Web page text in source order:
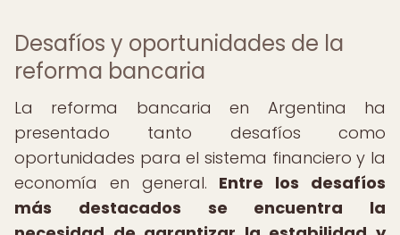
Desafíos y oportunidades de la
reforma bancaria
La reforma bancaria en Argentina ha
presentado tanto desafíos como
oportunidades para el sistema financiero y la
economía en general. Entre los desafíos
más destacados se encuentra la